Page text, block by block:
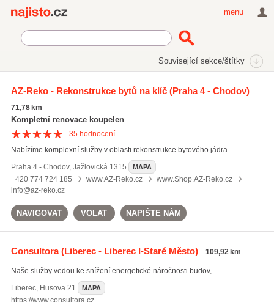
menu
Související sekce/štítky
technický dozor
projektování staveb(877)
projektová činnost
Všechny související štítky
AZ-Reko - Rekonstrukce bytů na klíč(Praha 4 - Chodov)
71,78 km
Kompletní renovace koupelen
35hodnocení
Nabízíme komplexní služby v oblasti rekonstrukce bytového jádra ...
Praha 4 - Chodov, Jažlovická 1315 MAPA
+420 774 724 185 www.AZ-Reko.cz
www.Shop.AZ-Reko.cz
info@az-reko.cz
NAVIGOVAT VOLAT NAPIŠTE NÁM
Consultora(Liberec - Liberec I-Staré Město) 109,92 km
Naše služby vedou ke snížení energetické náročnosti budov, ...
Liberec, Husova 21 MAPA
https://www.consultora.cz